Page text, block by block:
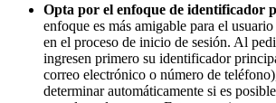
Opta por el enfoque de identificador
enfoque es más amigable para el
en el proceso de inicio de sesión. Al
ingresen primero su identificador
correo electrónico o número de
determinar automáticamente si es